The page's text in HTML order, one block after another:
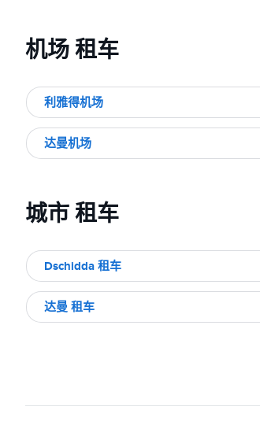
机场 租车
利雅得机场
达曼机场
城市 租车
Dschidda 租车
达曼 租车